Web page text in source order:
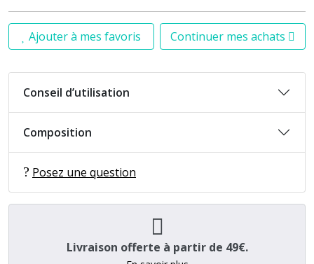
Ajouter à mes favoris Continuer mes achats
Conseil d’utilisation
Composition
Posez une question
Livraison offerte à partir de 49€.